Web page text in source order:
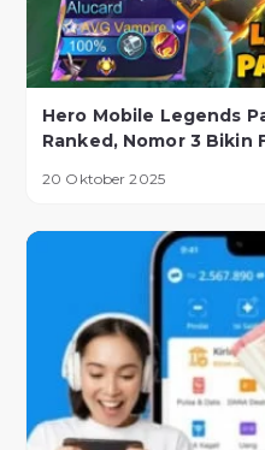
Hero Mobile Legends
Ranked, Nomor 3 Bikin
20 Oktober 2025